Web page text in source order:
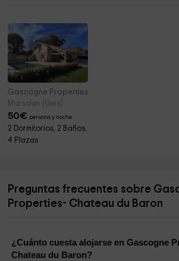
Gascogne Properties- Petit Casteyre
Marsolan (Gers)
50€ persona y noche
2 Dormitorios, 2 Baños,
4 Plazas
Preguntas frecuentes sobre
Properties- Chateau du Baron
¿Cuánto cuesta alojarse en Gascogne
Chateau du Baron?